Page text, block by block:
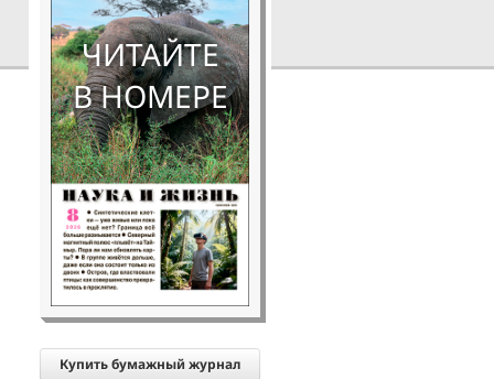
ЧИТАЙТЕ
В НОМЕРЕ
Купить бумажный журнал